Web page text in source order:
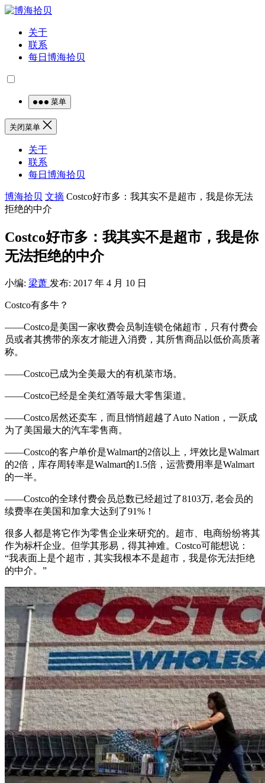
关于
联系
每日博海拾贝
菜单
关闭菜单
关于
联系
每日博海拾贝
博海拾贝 文摘 Costco好市多：我其实不是超市，我是你无法
拒绝的中介
Costco好市多：我其实不是超市，我是你
无法拒绝的中介
小编: 梁萧 发布: 2017 年 4 月 10 日
Costco有多牛？
——Costco是美国一家收费会员制连锁仓储超市，只有付费会
员或者其携带的亲友才能进入消费，其所售商品以低价高质著
称。
——Costco已成为全美最大的有机菜市场。
——Costco已经是全美红酒等最大零售渠道。
——Costco居然还卖车，而且悄悄超越了Auto Nation，一跃成
为了美国最大的汽车零售商。
——Costco的客户单价是Walmart的2倍以上，坪效比是Walmart
的2倍，库存周转率是Walmart的1.5倍，运营费用率是Walmart
的一半。
——Costco的全球付费会员总数已经超过了8103万, 老会员的
续费率在美国和加拿大达到了91%！
很多人都是将它作为零售企业来研究的。超市、电商纷纷将其
作为标杆企业。但学其形易，得其神难。Costco可能想说：
“我表面上是个超市，其实我根本不是超市，我是你无法拒绝
的中介。”